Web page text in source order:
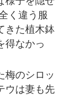
く違う服
きた植木鉢
得なかっ
梅のシロッ
ウは妻も先